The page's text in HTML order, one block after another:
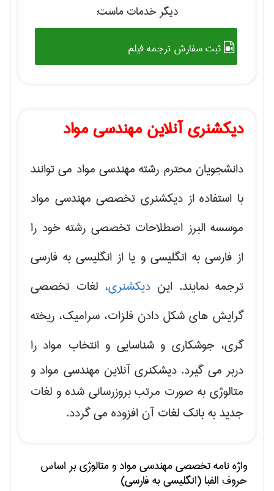
دیگر خدمات ماست:
ثبت سفارش ترجمه فیلم
دیکشنری آنلاین مهندسی مواد
دانشجویان محترم رشته مهندسی مواد می توانند
با استفاده از دیکشنری تخصصی مهندسی مواد
موسسه البرز اصطلاحات تخصصی رشته خود را
از فارسی به انگلیسی و یا از انگلیسی به فارسی
ترجمه نمایند. این دیکشنری، لغات تخصصی
گرایش های شکل دادن فلزات، سرامیک، ریخته
گری، جوشکاری و شناسایی و انتخاب مواد را
دربر می گیرد. دیشکنری آنلاین مهندسی مواد و
متالوژی به صورت مرتب بروزرسانی شده و لغات
جدید به بانک لغات آن افزوده می گردد.
واژه نامه تخصصیمهندسی مواد و متالوژیبر اساس
حروف الفبا (انگلیسی به فارسی)